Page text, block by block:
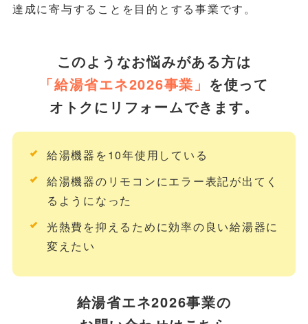
達成に寄与することを目的とする事業です。
このようなお悩みがある方は
「給湯省エネ2026事業」 を使って
オトクにリフォームできます。
給湯機器を10年使用している
給湯機器のリモコンにエラー表記が出てく
るようになった
光熱費を抑えるために効率の良い給湯器に
変えたい
給湯省エネ2026事業の